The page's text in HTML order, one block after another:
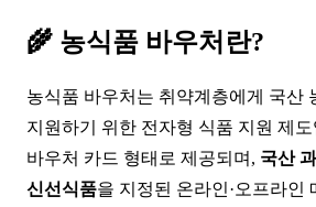
🌾 농식품 바우처란?
농식품 바우처는 취약계층에게 국산
지원하기 위한 전자형 식품 지원 제
바우처 카드 형태로 제공되며, 국산
신선식품을 지정된 온라인·오프라인